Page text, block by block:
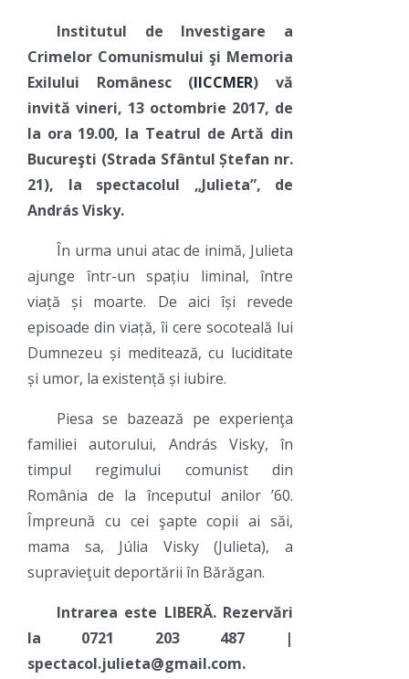
Institutul de Investigare a
Crimelor Comunismului şi Memoria
Exilului Românesc (IICCMER) vă
invită vineri, 13 octombrie 2017, de
la ora 19.00, la Teatrul de Artă din
Bucureşti (Strada Sfântul Ștefan nr.
21), la spectacolul „Julieta”, de
András Visky.
În urma unui atac de inimă, Julieta
ajunge într-un spațiu liminal, între
viață și moarte. De aici își revede
episoade din viață, îi cere socoteală lui
Dumnezeu și meditează, cu luciditate
și umor, la existență și iubire.
Piesa se bazează pe experienţa
familiei autorului, András Visky, în
timpul regimului comunist din
România de la începutul anilor ’60.
Împreună cu cei şapte copii ai săi,
mama sa, Júlia Visky (Julieta), a
supravieţuit deportării în Bărăgan.
Intrarea este LIBERĂ. Rezervări
la 0721 203 487 |
spectacol.julieta@gmail.com.